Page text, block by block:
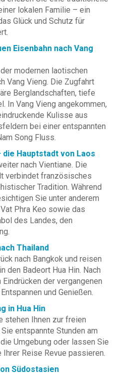
lokalen Familie – ein
Glück und Schutz für
Eisenbahn nach Vang
modernen laotischen
Vang Vieng. Die Zugfahrt
Berglandschaften, tiefe
In Vang Vieng angekommen,
Kulisse aus
bei einer entspannten
Song Fluss.
die Hauptstadt von Laos
nach Vientiane. Die
verbindet französisches
Tradition. Während
Sie unter anderem
Phra Keo sowie das
des Landes, den
Thailand
nach Bangkok und reisen
den Badeort Hua Hin. Nach
der vergangenen
und Genießen.
in Hua Hin
stehen Ihnen zur freien
entspannte Stunden am
Umgebung oder lassen Sie
Ihrer Reise Revue passieren.
Südostasien